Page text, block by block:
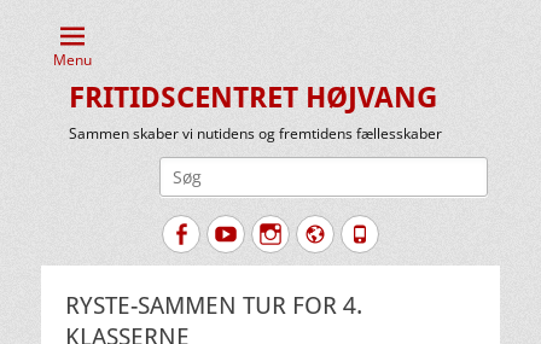
Menu
FRITIDSCENTRET HØJVANG
Sammen skaber vi nutidens og fremtidens fællesskaber
FacebookYouTubeInstagram
Website
Tlf.
RYSTE-SAMMEN TUR FOR 4.
KLASSERNE